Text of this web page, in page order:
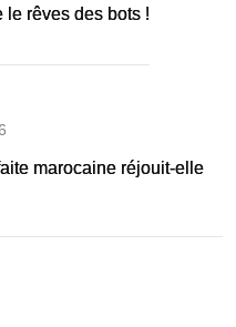
le rêves des bots !
marocaine réjouit-elle